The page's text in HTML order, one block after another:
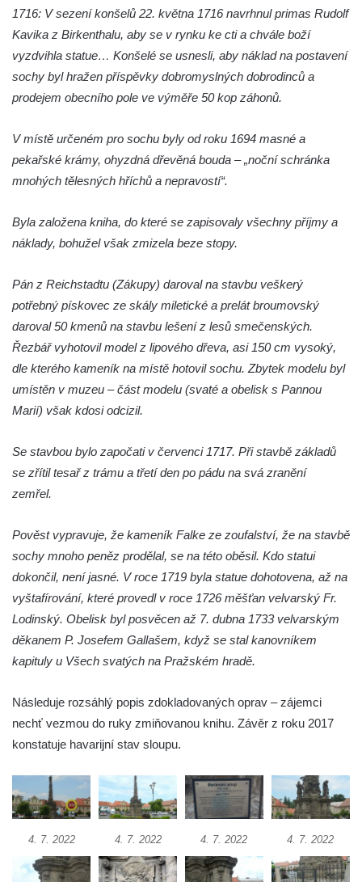
Sloup Panny Marie v Horní Libchavě
Sloup Panny Marie v Markvarticích
Sloup Panny Marie v Hodkovicích nad
Mohelkou
Sloup Panny Marie v Českém Dubu
Sloup s kaplicí (boží muka) u silnice do
Petrovic
Sloup Panny Marie v Osečné
Kopci
Sloup Panny Marie ve Zdislavě
Sloup Panny Marie v Hejnicích
Sloup Panny Marie v Horní Světlé
Sloup (pilíř) svatého Jana Nepomuckého
na náměstí Svobody v Plané
Sloup svatého Jana Nepomuckého v Plané
Sloup Panny Marie s Ježíškem v Údlicích
Sloup Nejsvětější Trojice v Údlicích
Sloup se sochou svatého Josefa s
Ježíškem v Údlicích
Sloup Panny Marie v Hořicích
Sloup Nejsvětější Trojice v Teplé
Sloup Panny Marie v Bečově nad Teplou
Sloup Panny Marie v Práchni
Sloup svatého kříže v Třebušíně
Sloup svatého Antonína Paduánského v
Ústí nad Labem
1716: V sezení konšelů 22. května 1716 navrhnul primas Rudolf
Kavika z Birkenthalu, aby se v rynku ke cti a chvále boží
vyzdvihla statue… Konšelé se usnesli, aby náklad na postavení
sochy byl hražen příspěvky dobromyslných dobrodinců a
prodejem obecního pole ve výměře 50 kop záhonů.
V místě určeném pro sochu byly od roku 1694 masné a
pekařské krámy, ohyzdná dřevěná bouda – „noční schránka
mnohých tělesných hříchů a nepravostí“.
Byla založena kniha, do které se zapisovaly všechny příjmy a
náklady, bohužel však zmizela beze stopy.
Pán z Reichstadtu (Zákupy) daroval na stavbu veškerý
potřebný pískovec ze skály miletické a prelát broumovský
daroval 50 kmenů na stavbu lešení z lesů smečenských.
Řezbář vyhotovil model z lipového dřeva, asi 150 cm vysoký,
dle kterého kameník na místě hotovil sochu. Zbytek modelu byl
umístěn v muzeu – část modelu (svaté a obelisk s Pannou
Marií) však kdosi odcizil.
Se stavbou bylo započati v červenci 1717. Při stavbě základů
se zřítil tesař z trámu a třetí den po pádu na svá zranění
zemřel.
Pověst vypravuje, že kameník Falke ze zoufalství, že na stavbě
sochy mnoho peněz prodělal, se na této oběsil. Kdo statui
dokončil, není jasné. V roce 1719 byla statue dohotovena, až na
vyštafírování, které provedl v roce 1726 měšťan velvarský Fr.
Lodinský. Obelisk byl posvěcen až 7. dubna 1733 velvarským
děkanem P. Josefem Gallašem, když se stal kanovníkem
kapituly u Všech svatých na Pražském hradě.
Následuje rozsáhlý popis zdokladovaných oprav – zájemci
nechť vezmou do ruky zmiňovanou knihu. Závěr z roku 2017
konstatuje havarijní stav sloupu.
4. 7. 2022 4. 7. 2022 4. 7. 2022 4. 7. 2022